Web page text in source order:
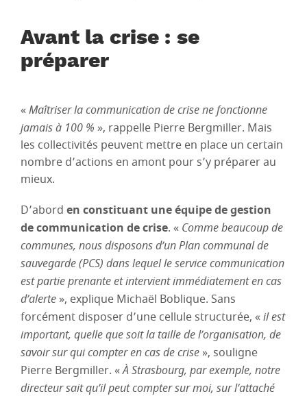
Avant la crise : se
préparer
«Maîtriser la communication de crise ne fonctionne
jamais à 100 % », rappelle Pierre Bergmiller. Mais
les collectivités peuvent mettre en place un certain
nombre d’actions en amont pour s’y préparer au
mieux.
D’abord en constituant une équipe de gestion
de communication de crise. « Comme beaucoup de
communes, nous disposons d’un Plan communal de
sauvegarde (PCS) dans lequel le service communication
est partie prenante et intervient immédiatement en cas
d’alerte », explique Michaël Boblique. Sans
forcément disposer d’une cellule structurée, «il est
important, quelle que soit la taille de l’organisation, de
savoir sur qui compter en cas de crise », souligne
Pierre Bergmiller. «À Strasbourg, par exemple, notre
directeur sait qu’il peut compter sur moi, sur l’attaché